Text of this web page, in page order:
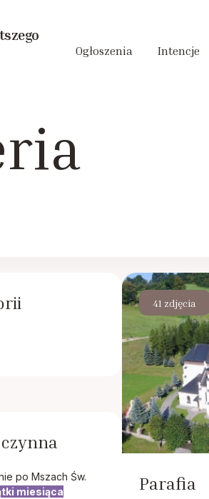
Ogłoszenia Intencje
po Mszach Św.
miesiąca
41 zdjęcia
Parafia